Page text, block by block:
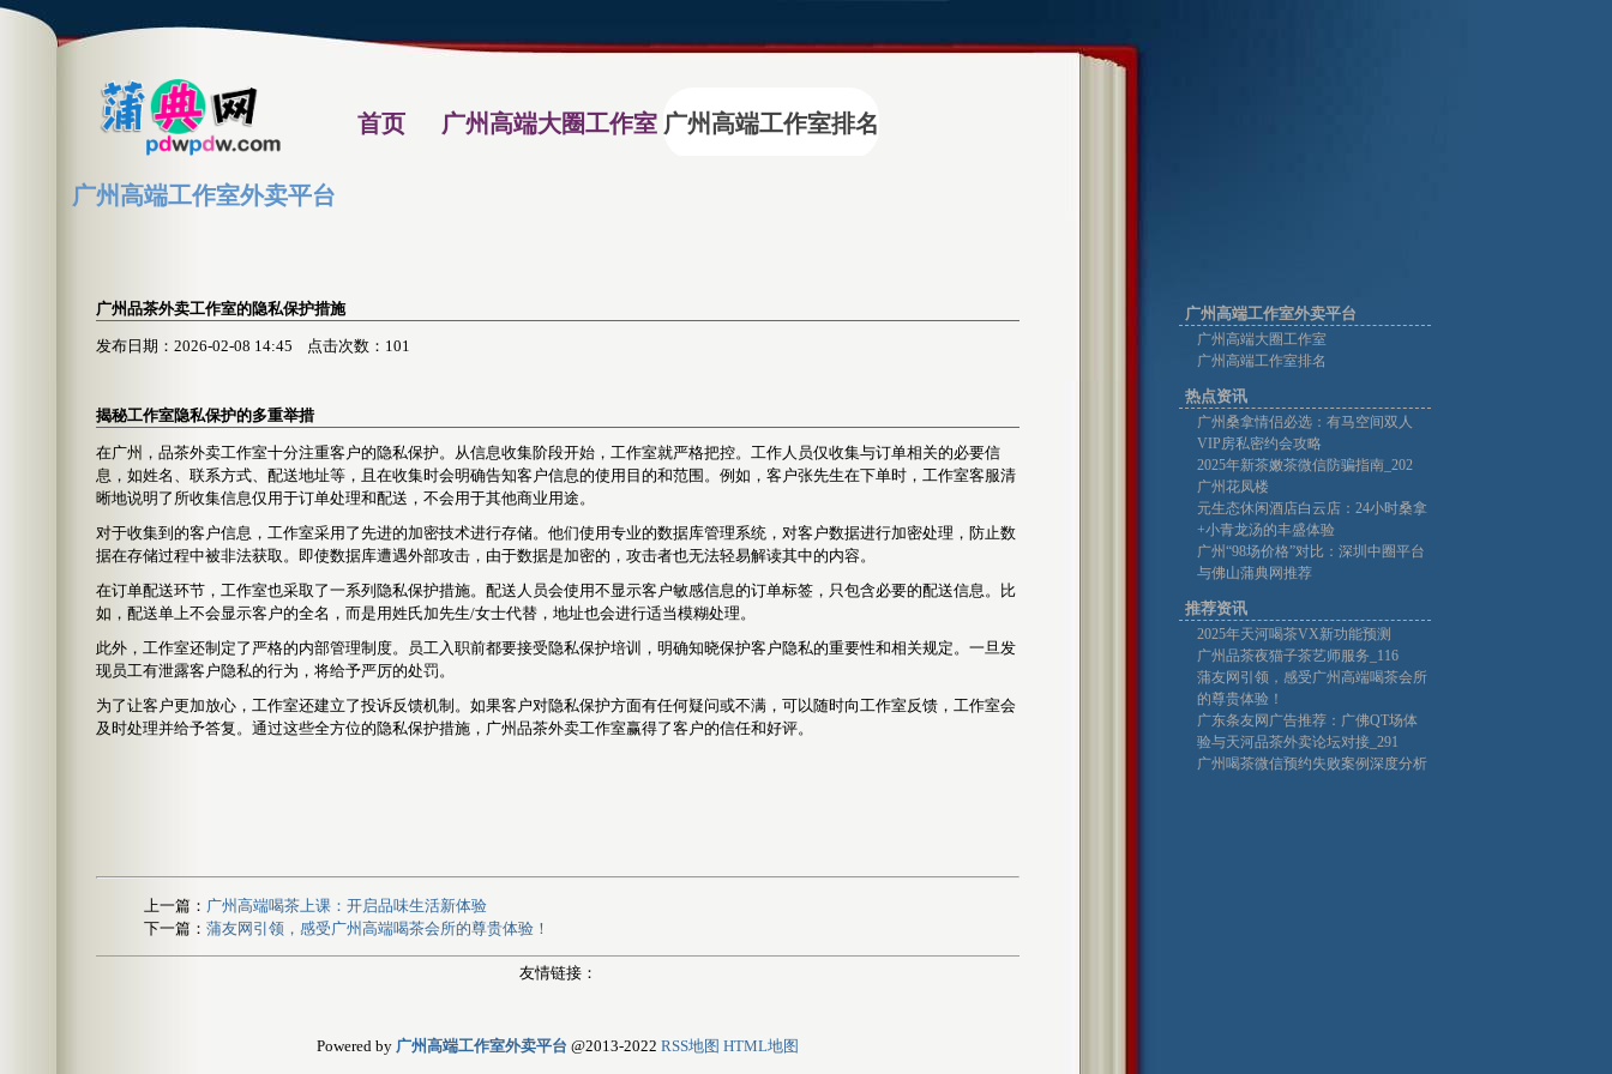
首页 广州高端大圈工作室 广州高端工作室排名
广州高端工作室外卖平台
广州品茶外卖工作室的隐私保护措施
发布日期：2026-02-08 14:45 点击次数：101
揭秘工作室隐私保护的多重举措
在广州，品茶外卖工作室十分注重客户的隐私保护。从信息收集阶段开始，工作室就严格把控。工作人员仅收集与订单相关的必要信
息，如姓名、联系方式、配送地址等，且在收集时会明确告知客户信息的使用目的和范围。例如，客户张先生在下单时，工作室客服清
晰地说明了所收集信息仅用于订单处理和配送，不会用于其他商业用途。
对于收集到的客户信息，工作室采用了先进的加密技术进行存储。他们使用专业的数据库管理系统，对客户数据进行加密处理，防止数
据在存储过程中被非法获取。即使数据库遭遇外部攻击，由于数据是加密的，攻击者也无法轻易解读其中的内容。
在订单配送环节，工作室也采取了一系列隐私保护措施。配送人员会使用不显示客户敏感信息的订单标签，只包含必要的配送信息。比
如，配送单上不会显示客户的全名，而是用姓氏加先生/女士代替，地址也会进行适当模糊处理。
此外，工作室还制定了严格的内部管理制度。员工入职前都要接受隐私保护培训，明确知晓保护客户隐私的重要性和相关规定。一旦发
现员工有泄露客户隐私的行为，将给予严厉的处罚。
为了让客户更加放心，工作室还建立了投诉反馈机制。如果客户对隐私保护方面有任何疑问或不满，可以随时向工作室反馈，工作室会
及时处理并给予答复。通过这些全方位的隐私保护措施，广州品茶外卖工作室赢得了客户的信任和好评。
上一篇： 广州高端喝茶上课：开启品味生活新体验
下一篇： 蒲友网引领，感受广州高端喝茶会所的尊贵体验！
友情链接：
Powered by 广州高端工作室外卖平台 @2013-2022 RSS地图 HTML地图
广州高端工作室外卖平台
广州高端大圈工作室
广州高端工作室排名
热点资讯
广州桑拿情侣必选：有马空间双人
VIP房私密约会攻略
2025年新茶嫩茶微信防骗指南_202
广州花凤楼
元生态休闲酒店白云店：24小时桑拿
+小青龙汤的丰盛体验
广州“98场价格”对比：深圳中圈平台
与佛山蒲典网推荐
推荐资讯
2025年天河喝茶VX新功能预测
广州品茶夜猫子茶艺师服务_116
蒲友网引领，感受广州高端喝茶会所
的尊贵体验！
广东条友网广告推荐：广佛QT场体
验与天河品茶外卖论坛对接_291
广州喝茶微信预约失败案例深度分析